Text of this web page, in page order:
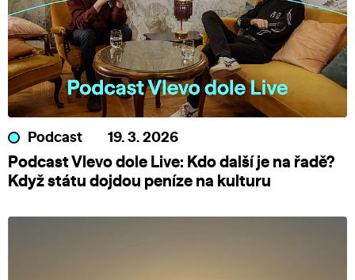
Podcast 19. 3. 2026
Podcast Vlevo dole Live: Kdo další je na řadě?
Když státu dojdou peníze na kulturu